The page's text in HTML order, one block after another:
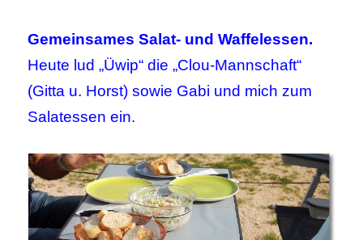
Gemeinsames Salat- und Waffelessen.
Heute lud „Üwip“ die „Clou-Mannschaft“
(Gitta u. Horst) sowie Gabi und mich zum
Salatessen ein.